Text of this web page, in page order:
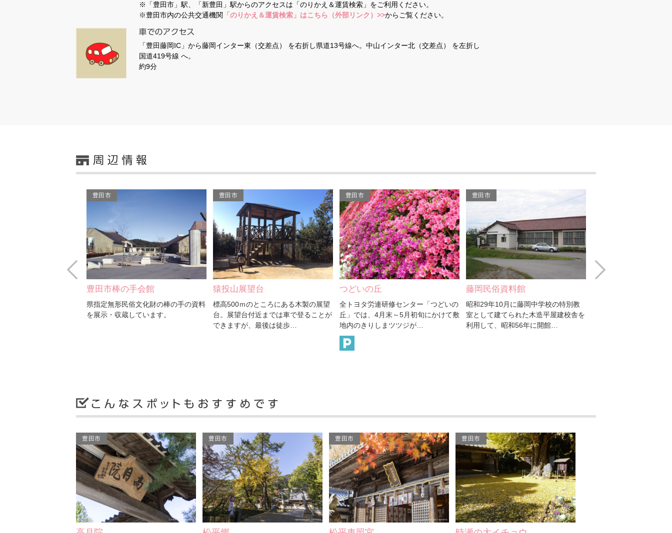
※「豊田市」駅、「新豊田」駅からのアクセスは「のりかえ＆運賃検索」をご利用ください。
※豊田市内の公共交通機関 「のりかえ＆運賃検索」はこちら（外部リンク）>>からご覧ください。
「豊田藤岡IC」から藤岡インター東（交差点） を右折し県道13号線へ。中山インター北（交差点） を左折し
国道419号線 へ。
約9分
豊田市
猿投山展望台
標高500ｍのところにある木製の展望
台。展望台付近までは車で登ることが
豊田市
つどいの丘
全トヨタ労連研修センター「つどいの
丘」では、4月末～5月初旬にかけて敷
地内のきりしまツツジが…
豊田市
藤岡民俗資料館
昭和29年10月に藤岡中学校の特別教
室として建てられた木造平屋建校舎を
利用して、昭和56年に開館…
豊田市
豊田市棒の手会館
県指定無形民俗文化財の棒の手の資料
を展示・収蔵しています。
Prev
豊田市 豊田市 豊田市 豊田市